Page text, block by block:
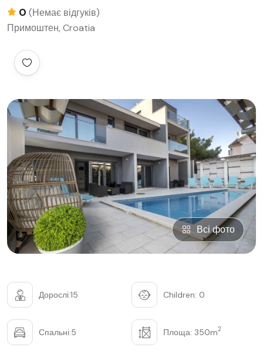
0 (Немає відгуків)
Примоштен, Croatia
Всі фото
Дорослі:15 Children: 0
Спальні:5 Площа: 350m2